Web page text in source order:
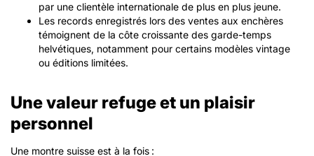
par une clientèle internationale de plus en plus jeune.
Les records enregistrés lors des ventes aux enchères
témoignent de la côte croissante des garde-temps
helvétiques, notamment pour certains modèles vintage
ou éditions limitées.
Une valeur refuge et un plaisir
personnel
Une montre suisse est à la fois :